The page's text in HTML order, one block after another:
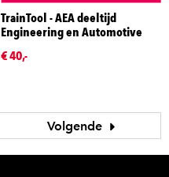
TrainTool - AEA deeltijd
Engineering en Automotive
€ 40,-
Volgende